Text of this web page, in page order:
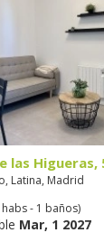
las Higueras,
Latina, Madrid
habs - 1 baños)
Mar, 1 2027